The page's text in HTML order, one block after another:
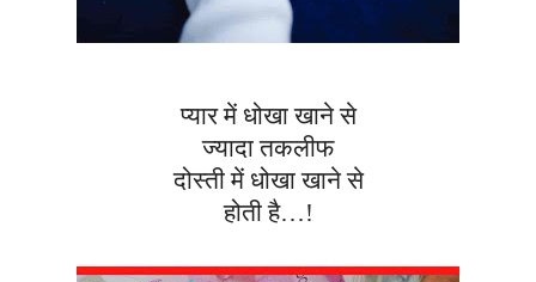
प्यार में धोखा खाने से
ज्यादा तकलीफ
दोस्ती में धोखा खाने से
होती है…!